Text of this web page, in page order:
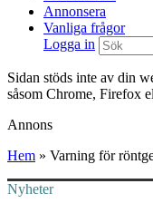
Annonsera
Vanliga frågor
Logga in
Sidan stöds inte av din
såsom Chrome, Firefox
Annons
Hem » Varning för
Nyheter